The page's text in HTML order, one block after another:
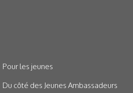
Pour les jeunes
Du côté des Jeunes Ambassadeurs